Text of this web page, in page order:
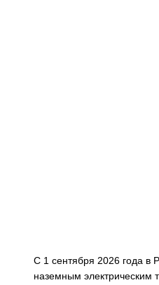
С 1 сентября 2026 года в
наземным электрическим